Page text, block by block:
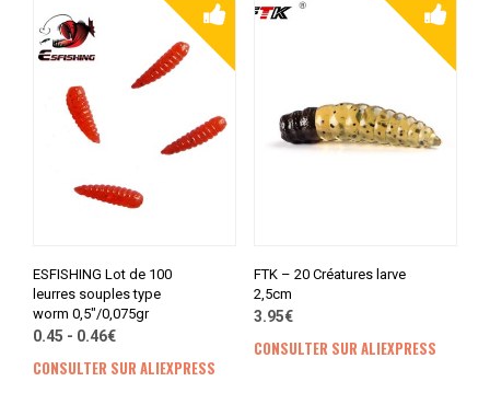
ESFISHING Lot de 100
leurres souples type
worm 0,5″/0,075gr
0.45 - 0.46€
CONSULTER SUR ALIEXPRESS
FTK – 20 Créatures larve
2,5cm
3.95€
CONSULTER SUR ALIEXPRESS